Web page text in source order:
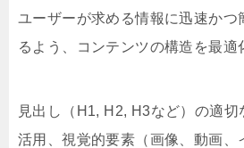
ユーザーが求める情報に迅速かつ
るよう、コンテンツの構造を最適
見出し（H1, H2, H3など）の適
活用、視覚的要素（画像、動画、